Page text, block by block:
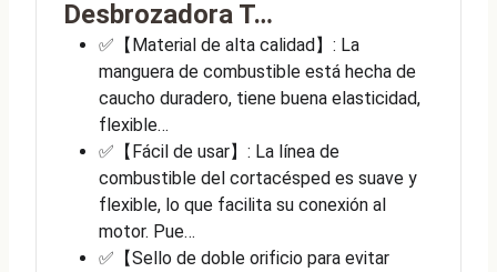
Desbrozadora T…
✅【Material de alta calidad】: La
manguera de combustible está hecha de
caucho duradero, tiene buena elasticidad,
flexible…
✅【Fácil de usar】: La línea de
combustible del cortacésped es suave y
flexible, lo que facilita su conexión al
motor. Pue…
✅【Sello de doble orificio para evitar